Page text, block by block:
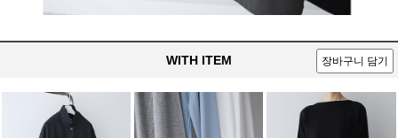
WITH ITEM 장바구니 담기